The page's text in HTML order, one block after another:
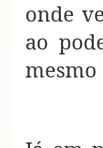
onde
ao
mesmo